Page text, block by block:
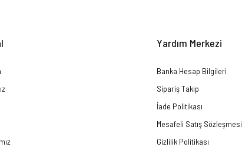
Yardım Merkezi
Banka Hesap Bilgileri
Sipariş Takip
İade Politikası
Mesafeli Satış Sözleşmesi
Gizlilik Politikası